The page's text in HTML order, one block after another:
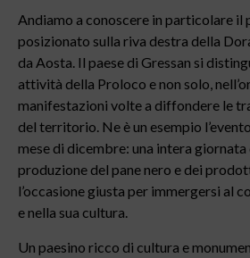
Andiamo a conoscere in particolare il
posizionato sulla riva destra della
da Aosta. Il paese di Gressan si
attività della Proloco e non solo,
manifestazioni volte a diffondere le
del territorio. Ne è un esempio
mese di dicembre: una intera
produzione del pane nero e dei
l’occasione giusta per immergersi al
e nella sua cultura.
Un paesino ricco di cultura e